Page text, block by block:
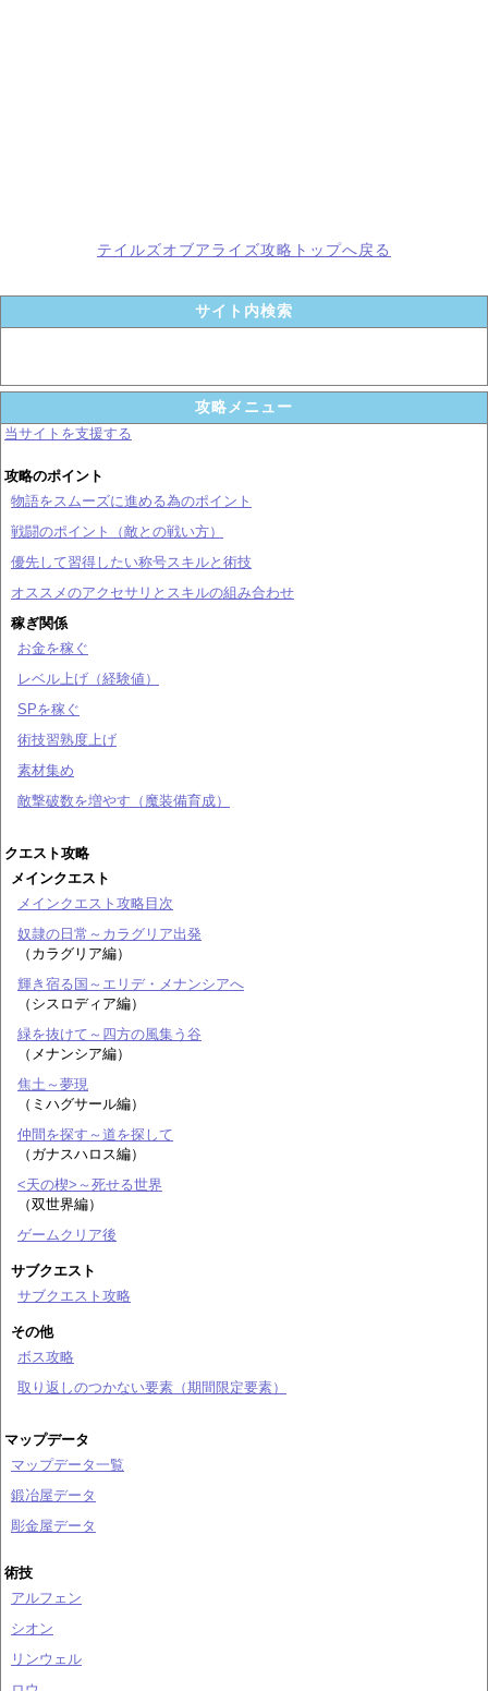
テイルズオブアライズ攻略トップへ戻る
サイト内検索
攻略メニュー
当サイトを支援する
攻略のポイント
物語をスムーズに進める為のポイント
戦闘のポイント（敵との戦い方）
優先して習得したい称号スキルと術技
オススメのアクセサリとスキルの組み合わせ
稼ぎ関係
お金を稼ぐ
レベル上げ（経験値）
SPを稼ぐ
術技習熟度上げ
素材集め
敵撃破数を増やす（魔装備育成）
クエスト攻略
メインクエスト
メインクエスト攻略目次
奴隷の日常～カラグリア出発
（カラグリア編）
輝き宿る国～エリデ・メナンシアへ
（シスロディア編）
緑を抜けて～四方の風集う谷
（メナンシア編）
焦土～夢現
（ミハグサール編）
仲間を探す～道を探して
（ガナスハロス編）
<天の楔>～死せる世界
（双世界編）
ゲームクリア後
サブクエスト
サブクエスト攻略
その他
ボス攻略
取り返しのつかない要素（期間限定要素）
マップデータ
マップデータ一覧
鍛冶屋データ
彫金屋データ
術技
アルフェン
シオン
リンウェル